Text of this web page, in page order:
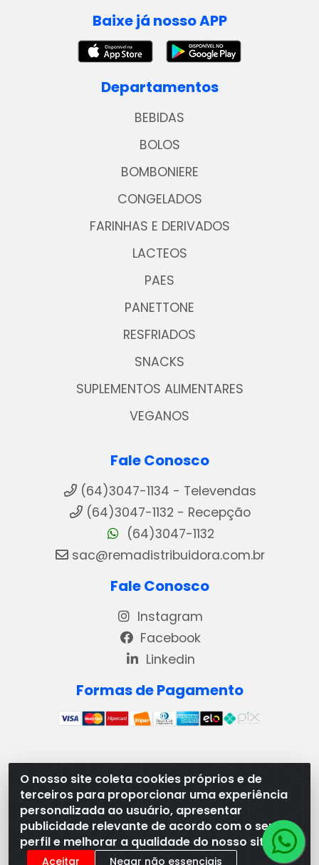
O nosso site coleta cookies próprios e de
terceiros para proporcionar uma experiência
personalizada ao usuário, apresentar
publicidade relevante de acordo com o seu
perfil e melhorar a qualidade do nosso site.
Aceitar Negar não essenciais
Baixe já nosso APP
Departamentos
BEBIDAS
BOLOS
BOMBONIERE
CONGELADOS
FARINHAS E DERIVADOS
LACTEOS
PAES
PANETTONE
RESFRIADOS
SNACKS
SUPLEMENTOS ALIMENTARES
VEGANOS
Fale Conosco
(64)3047-1134 - Televendas
(64)3047-1132 - Recepção
(64)3047-1132
sac@remadistribuidora.com.br
Fale Conosco
Instagram
Facebook
Linkedin
Formas de Pagamento
REMA DISTRIBUIDORA E REPRESENTAÇÕES DE
PRODUTOS LACTEOS LTDA - VIA DPI 6 QD 4 LOTES
13 E 14, BAIRRO DPI - MORRINHOS/GO - CEP:75.653-
408 - CNPJ: 03.369.186/0001-49